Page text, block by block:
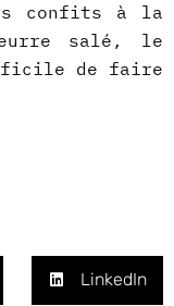
confits à la
salé, le
de faire
LinkedIn